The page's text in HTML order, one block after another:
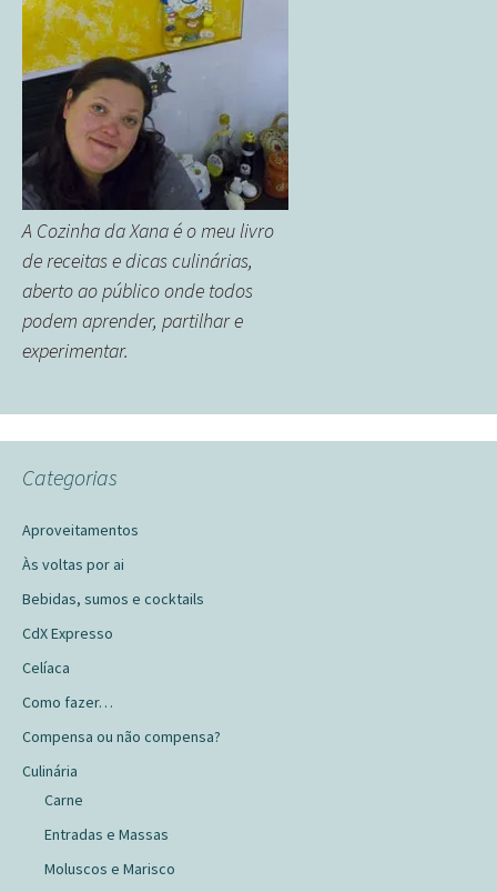
A Cozinha da Xana é o meu livro
de receitas e dicas culinárias,
aberto ao público onde todos
podem aprender, partilhar e
experimentar.
Categorias
Aproveitamentos
Às voltas por ai
Bebidas, sumos e cocktails
CdX Expresso
Celíaca
Como fazer…
Compensa ou não compensa?
Culinária
Carne
Entradas e Massas
Moluscos e Marisco